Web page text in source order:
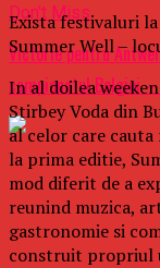
Don't Miss
Victorie pentru
campionatul Belgiei
Exista festivaluri
Summer Well –
In al doilea
Stirbey Voda din
al celor care
la prima editie,
mod diferit de a
reunind muzica,
gastronomie si
construit propriul